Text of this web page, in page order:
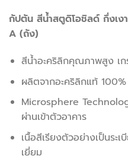
กัปตัน สีน้ำสตูดิโอชิลด์ กึ่งเ
A (ถัง)
สีน้ำอะคริลิกคุณภาพสูง เ
ผลิตจากอะคริลิกแท้ 100%
Microsphere
ผ่านเข้าตัวอาคาร
เนื้อสีเรียงตัวอย่างเป็นระ
เยี่ยม